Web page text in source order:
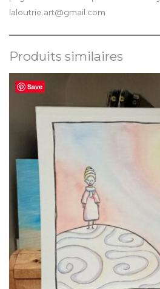
laloutrie.art@gmail.com
Produits similaires
Save